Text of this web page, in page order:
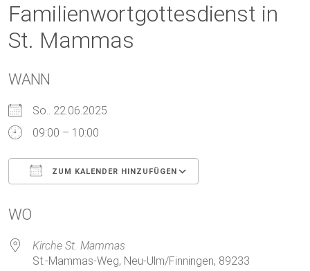
Familienwortgottesdienst in
St. Mammas
WANN
So.. 22.06.2025
09:00 – 10:00
ZUM KALENDER HINZUFÜGEN
WO
Kirche St. Mammas
St.-Mammas-Weg, Neu-Ulm/Finningen, 89233